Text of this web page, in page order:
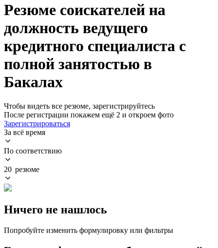
Резюме соискателей на
должность ведущего
кредитного специалиста с
полной занятостью в
Бакалах
Чтобы видеть все резюме, зарегистрируйтесь
После регистрации покажем ещё 2 и откроем фото
Зарегистрироваться
За всё время
По соответствию
20 резюме
Ничего не нашлось
Попробуйте изменить формулировку или фильтры